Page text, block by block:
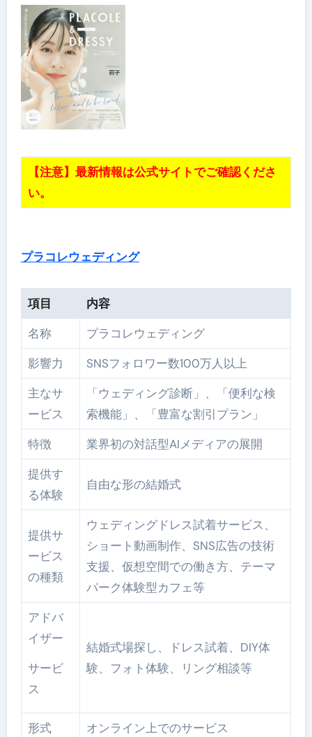
【注意】最新情報は公式サイトでご確認くださ
い。
プラコレウェディング
項目
内容
名称
プラコレウェディング
影響力
SNSフォロワー数100万人以上
主なサ
ービス
「ウェディング診断」、「便利な検
索機能」、「豊富な割引プラン」
特徴
業界初の対話型AIメディアの展開
提供す
る体験
自由な形の結婚式
提供サ
ービス
の種類
ウェディングドレス試着サービス、
ショート動画制作、SNS広告の技術
支援、仮想空間での働き方、テーマ
パーク体験型カフェ等
アドバ
イザー
サービ
ス
結婚式場探し、ドレス試着、DIY体
験、フォト体験、リング相談等
形式
オンライン上でのサービス